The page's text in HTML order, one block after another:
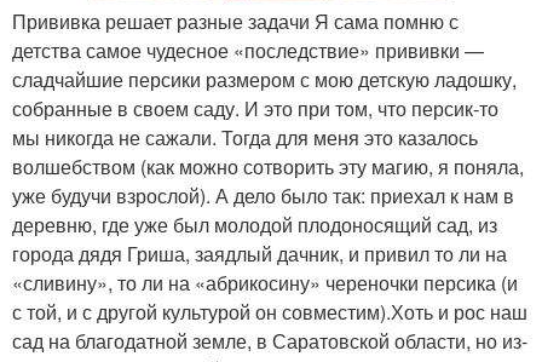
Прививка решает разные задачи Я сама помню с
детства самое чудесное «последствие» прививки —
сладчайшие персики размером с мою детскую ладошку,
собранные в своем саду. И это при том, что персик-то
мы никогда не сажали. Тогда для меня это казалось
волшебством (как можно сотворить эту магию, я поняла,
уже будучи взрослой). А дело было так: приехал к нам в
деревню, где уже был молодой плодоносящий сад, из
города дядя Гриша, заядлый дачник, и привил то ли на
«сливину», то ли на «абрикосину» череночки персика (и
с той, и с другой культурой он совместим).Хоть и рос наш
сад на благодатной земле, в Саратовской области, но из-